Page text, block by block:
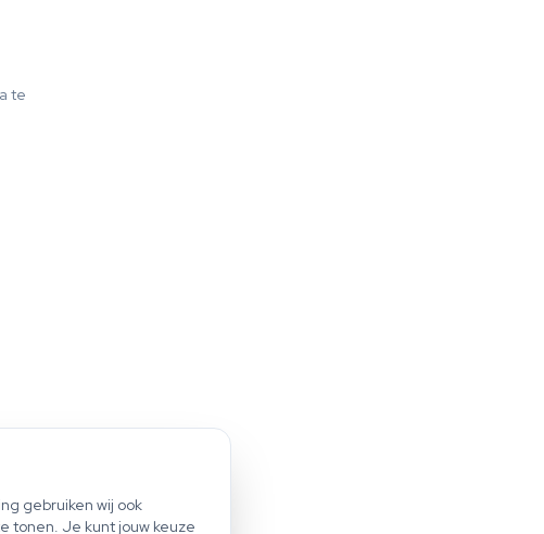
gebruiken wij ook
tonen. Je kunt jouw keuze
te